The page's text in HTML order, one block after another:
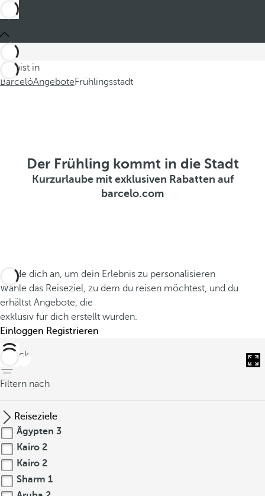
Du bist in
BarcelóAngeboteFrühlingsstadt
Der Frühling kommt in die Stadt
Kurzurlaube mit exklusiven Rabatten auf
barcelo.com
Melde dich an, um dein Erlebnis zu personalisieren
Wähle das Reiseziel, zu dem du reisen möchtest, und du
erhältst Angebote, die
exklusiv für dich erstellt wurden.
Einloggen Registrieren
zurück
Filtern nach
Reiseziele
Ägypten 3
Kairo 2
Kairo 2
Sharm 1